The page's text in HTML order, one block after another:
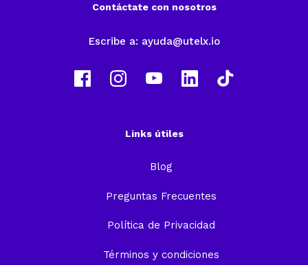
Contáctate con nosotros
Escribe a: ayuda@utelx.io
Links útiles
Blog
Preguntas Frecuentes
Política de Privacidad
Términos y condiciones